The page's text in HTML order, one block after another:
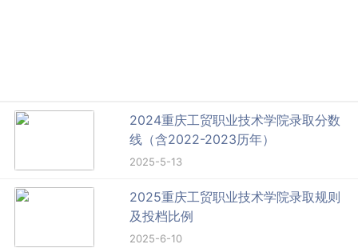
2024重庆工贸职业技术学院录取分数
线（含2022-2023历年）
2025-5-13
2025重庆工贸职业技术学院录取规则
及投档比例
2025-6-10